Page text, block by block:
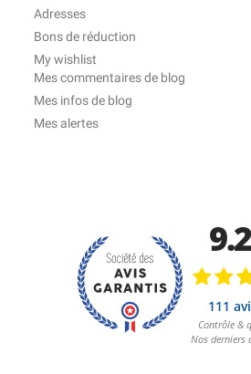
Adresses
Bons de réduction
My wishlist
Mes commentaires de blog
Mes infos de blog
Mes alertes